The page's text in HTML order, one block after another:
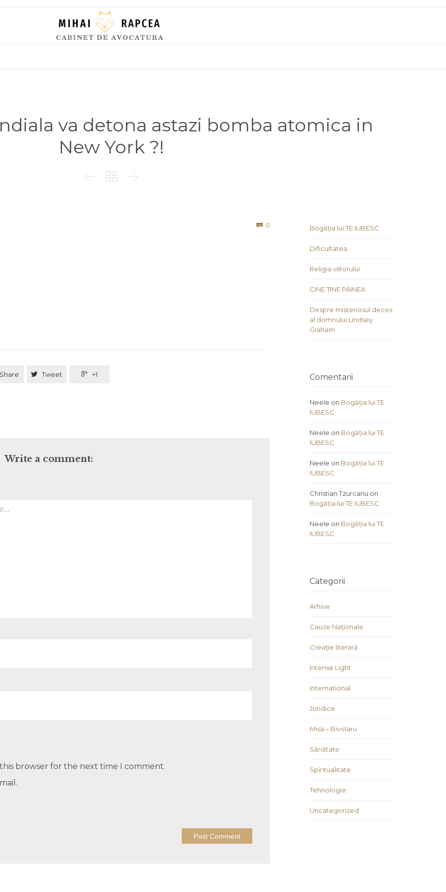
va detona astazi bomba atomica in
New York ?!
  
 0
Share  Tweet  +1
Write a comment:
browser for the next time I comment.
Bogăția lui TE IUBESC
Dificultatea
Religia viitorului
CINE ȚINE PÂINEA
Despre misteriosul deces
al domnului Lindsey
Graham
Comentarii
Neele on Bogăția lui TE
IUBESC
Neele on Bogăția lui TE
IUBESC
Neele on Bogăția lui TE
IUBESC
Christian Tzurcanu on
Bogăția lui TE IUBESC
Neele on Bogăția lui TE
IUBESC
Categorii
Arhive
Cauze Naţionale
Creaţie literară
Intense Light
international
Juridice
Misa – Bivolaru
Sănătate
Spiritualitate
Tehnologie
Uncategorized